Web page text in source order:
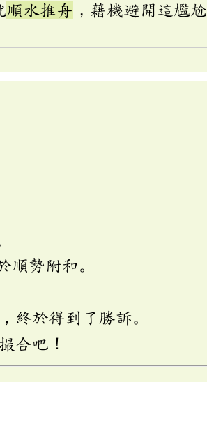
順水推舟 ，藉機避開這尷尬
勢附和。
終於得到了勝訴。
合吧！